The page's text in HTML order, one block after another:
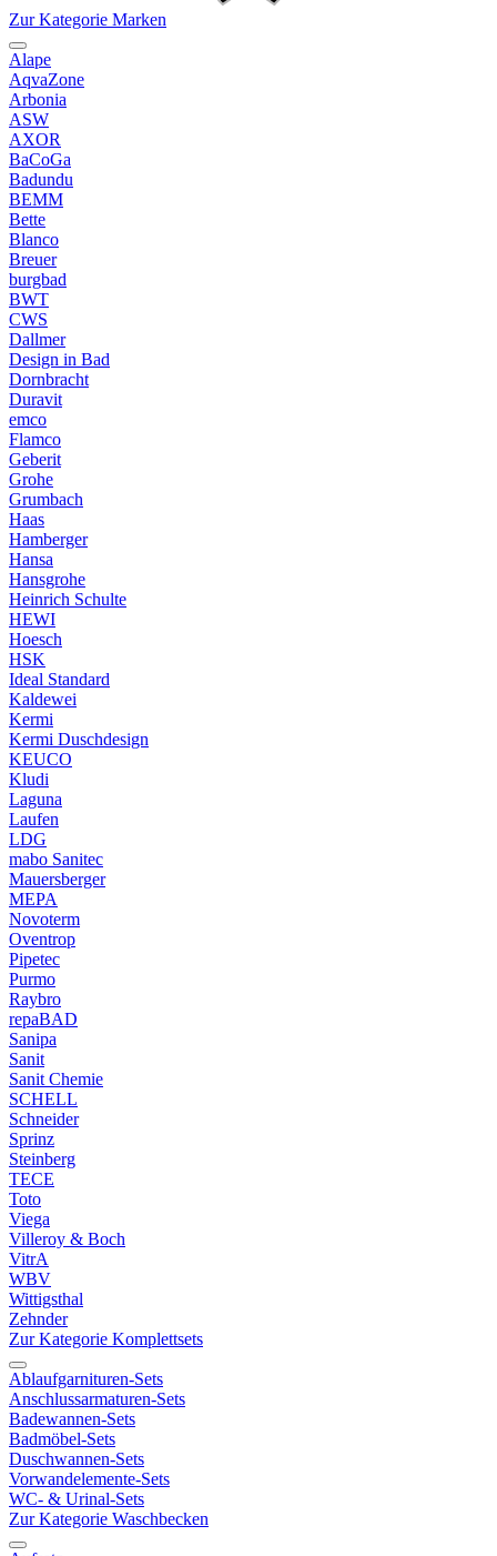
Zur Kategorie Marken
Alape
AqvaZone
Arbonia
ASW
AXOR
BaCoGa
Badundu
BEMM
Bette
Blanco
Breuer
burgbad
BWT
CWS
Dallmer
Design in Bad
Dornbracht
Duravit
emco
Flamco
Geberit
Grohe
Grumbach
Haas
Hamberger
Hansa
Hansgrohe
Heinrich Schulte
HEWI
Hoesch
HSK
Ideal Standard
Kaldewei
Kermi
Kermi Duschdesign
KEUCO
Kludi
Laguna
Laufen
LDG
mabo Sanitec
Mauersberger
MEPA
Novoterm
Oventrop
Pipetec
Purmo
Raybro
repaBAD
Sanipa
Sanit
Sanit Chemie
SCHELL
Schneider
Sprinz
Steinberg
TECE
Toto
Viega
Villeroy & Boch
VitrA
WBV
Wittigsthal
Zehnder
Zur Kategorie Komplettsets
Ablaufgarnituren-Sets
Anschlussarmaturen-Sets
Badewannen-Sets
Badmöbel-Sets
Duschwannen-Sets
Vorwandelemente-Sets
WC- & Urinal-Sets
Zur Kategorie Waschbecken